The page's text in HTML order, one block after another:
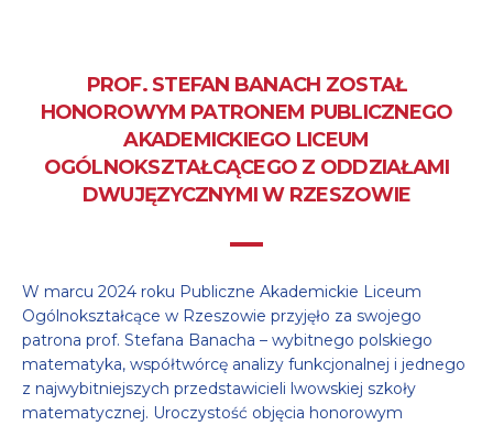
PROF. STEFAN BANACH ZOSTAŁ
HONOROWYM PATRONEM PUBLICZNEGO
AKADEMICKIEGO LICEUM
OGÓLNOKSZTAŁCĄCEGO Z ODDZIAŁAMI
DWUJĘZYCZNYMI W RZESZOWIE
W marcu 2024 roku Publiczne Akademickie Liceum
Ogólnokształcące w Rzeszowie przyjęło za swojego
patrona prof. Stefana Banacha – wybitnego polskiego
matematyka, współtwórcę analizy funkcjonalnej i jednego
z najwybitniejszych przedstawicieli lwowskiej szkoły
matematycznej. Uroczystość objęcia honorowym